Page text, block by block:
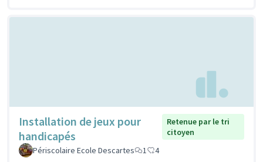
Installation de jeux pour
handicapés
Retenue par le tri
citoyen
Périscolaire Ecole Descartes
1 4